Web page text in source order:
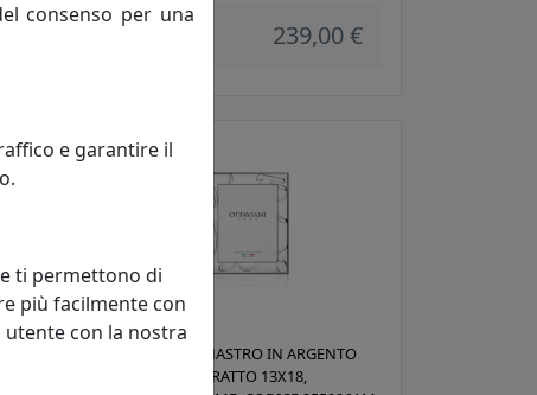
239,00 €
PORTAFOTO NASTRO IN ARGENTO
925, FOTO RITRATTO 13X18,
consenso per una
e garantire il
ti permettono di
più facilmente con
con la nostra